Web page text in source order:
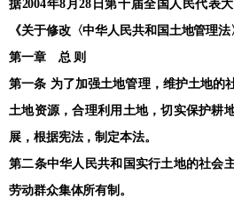
据2004年8月28日第十届全国人民代表
《关于修改〈中华人民共和国土地管理
第一章 总 则
第一条 为了加强土地管理，维护土地的
土地资源，合理利用土地，切实保护耕
展，根据宪法，制定本法。
第二条中华人民共和国实行土地的社会
劳动群众集体所有制。